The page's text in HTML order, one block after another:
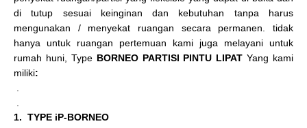
di tutup sesuai keinginan dan kebutuhan tanpa harus
mengunakan / menyekat ruangan secara permanen. tidak
hanya untuk ruangan pertemuan kami juga melayani untuk
rumah huni, Type BORNEO PARTISI PINTU LIPAT Yang kami
miliki:
1. TYPE iP-BORNEO